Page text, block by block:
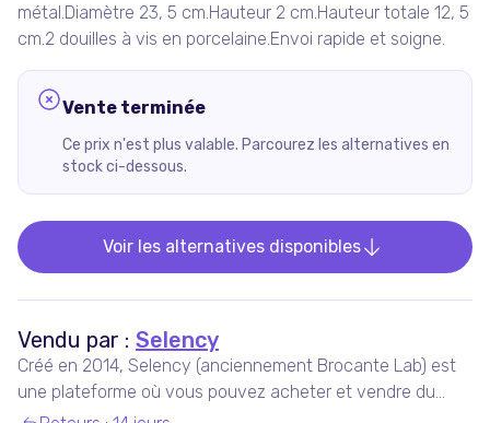
métal.Diamètre 23, 5 cm.Hauteur 2 cm.Hauteur totale 12, 5
cm.2 douilles à vis en porcelaine.Envoi rapide et soigne.
Vente terminée
Ce prix n'est plus valable. Parcourez les alternatives en
stock ci-dessous.
Voir les alternatives disponibles
Vendu par : Selency
Créé en 2014, Selency (anciennement Brocante Lab) est
une plateforme où vous pouvez acheter et vendre du
mobilier et des décorations uniques de seconde main,